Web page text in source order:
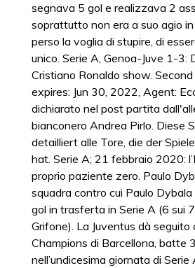
segnava 5 gol e realizzava 2
soprattutto non era a suo agio
perso la voglia di stupire, di
unico. Serie A, Genoa-Juve 1-3:
Cristiano Ronaldo show.
expires: Jun 30, 2022, Agent:
dichiarato nel post partita
bianconero Andrea Pirlo. Diese
detailliert alle Tore, die der
hat. Serie A; 21 febbraio 2020:
proprio paziente zero. Paulo
squadra contro cui Paulo
gol in trasferta in Serie A (6 sui
Grifone). La Juventus dà seguito
Champions di Barcellona, batte
nell’undicesima giornata di Serie